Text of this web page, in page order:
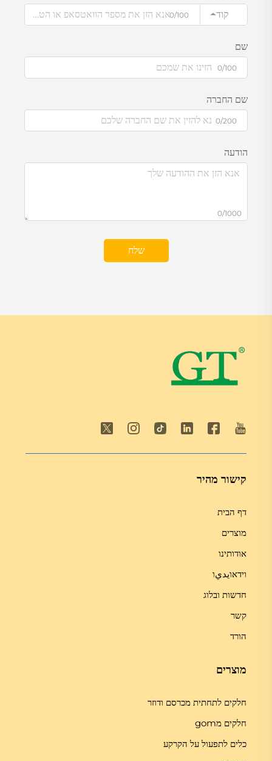
קוד
0/100
שם
0/100
שם החברה
0/200
הודעה
0/1000
שלח
קישור מהיר
דף הבית
מוצרים
אודותינו
וידאוيديו
חדשות ובלוג
קשר
הורד
מוצרים
חלקים לתחתית מכרסם ודוזר
חלקים מgom
כלים לתפעול על הקרקע